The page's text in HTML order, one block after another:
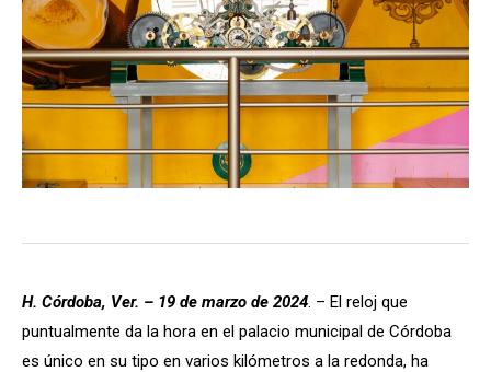
H. Córdoba, Ver. – 19 de marzo de 2024. – El reloj que
puntualmente da la hora en el palacio municipal de Córdoba
es único en su tipo en varios kilómetros a la redonda, ha